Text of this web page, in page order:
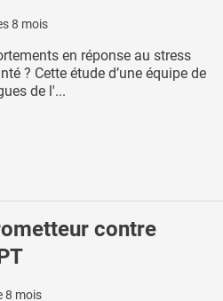
8 mois
en réponse au stress
? Cette étude d’une équipe de
de l'...
contre
8 mois